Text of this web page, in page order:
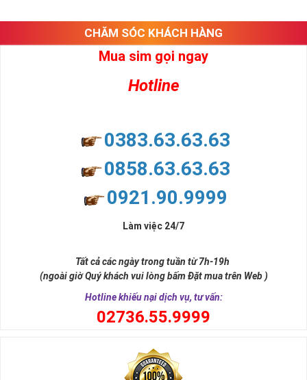
CHĂM SÓC KHÁCH HÀNG
Mua sim gọi ngay
Hotline
0383.63.63.63
0858.63.63.63
0921.90.9999
Làm việc 24/7
Tất cả các ngày trong tuần từ 7h-19h
(ngoài giờ Quý khách vui lòng bấm Đặt mua trên Web )
Hotline khiếu nại dịch vụ, tư vấn:
02736.55.9999